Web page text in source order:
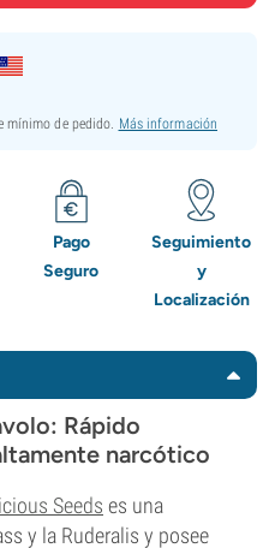
mínimo de pedido. Más información
Pago
Seguro
Seguimiento
y
Localización
Rápido
narcótico
Seeds es una
y la Ruderalis y posee